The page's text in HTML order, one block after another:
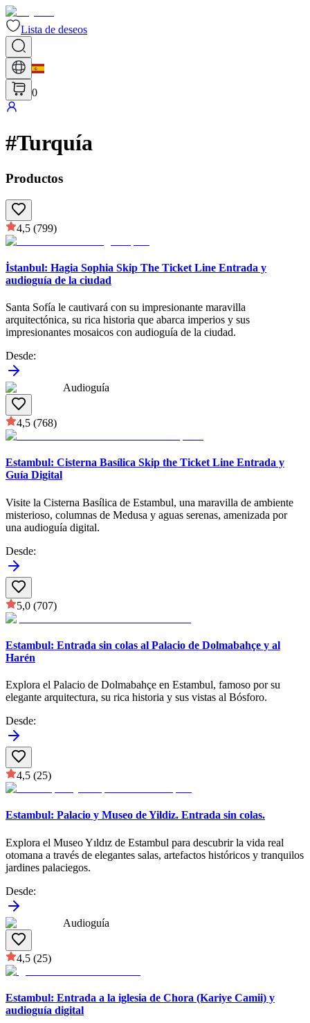
Lista de deseos
0
#Turquía
Productos
4,5 (799)
İstanbul: Hagia Sophia Skip The Ticket Line Entrada y
audioguía de la ciudad
Santa Sofía le cautivará con su impresionante maravilla
arquitectónica, su rica historia que abarca imperios y sus
impresionantes mosaicos con audioguía de la ciudad.
Desde:
Audioguía
4,5 (768)
Estambul: Cisterna Basílica Skip the Ticket Line Entrada y
Guía Digital
Visite la Cisterna Basílica de Estambul, una maravilla de ambiente
misterioso, columnas de Medusa y aguas serenas, amenizada por
una audioguía digital.
Desde:
5,0 (707)
Estambul: Entrada sin colas al Palacio de Dolmabahçe y al
Harén
Explora el Palacio de Dolmabahçe en Estambul, famoso por su
elegante arquitectura, su rica historia y sus vistas al Bósforo.
Desde:
4,5 (25)
Estambul: Palacio y Museo de Yildiz. Entrada sin colas.
Explora el Museo Yıldız de Estambul para descubrir la vida real
otomana a través de elegantes salas, artefactos históricos y tranquilos
jardines palaciegos.
Desde:
Audioguía
4,5 (25)
Estambul: Entrada a la iglesia de Chora (Kariye Camii) y
audioguía digital